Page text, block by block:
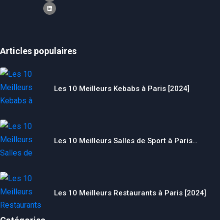
Articles populaires
Les 10 Meilleurs Kebabs à Paris [2024]
Les 10 Meilleurs Salles de Sport à Paris…
Les 10 Meilleurs Restaurants à Paris [2024]